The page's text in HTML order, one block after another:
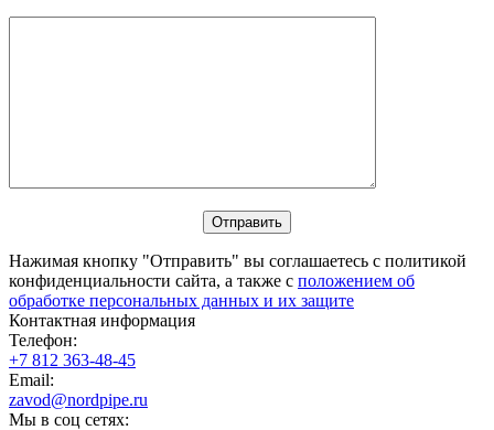
Нажимая кнопку "Отправить" вы соглашаетесь с политикой
конфиденциальности сайта, а также с положением об
обработке персональных данных и их защите
Контактная информация
Телефон:
+7 812 363-48-45
Email:
zavod@nordpipe.ru
Мы в соц сетях: